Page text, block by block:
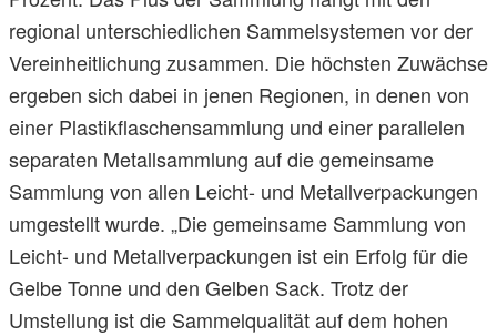
regional unterschiedlichen Sammelsystemen vor der
Vereinheitlichung zusammen. Die höchsten Zuwächse
ergeben sich dabei in jenen Regionen, in denen von
einer Plastikflaschensammlung und einer parallelen
separaten Metallsammlung auf die gemeinsame
Sammlung von allen Leicht- und Metallverpackungen
umgestellt wurde. „Die gemeinsame Sammlung von
Leicht- und Metallverpackungen ist ein Erfolg für die
Gelbe Tonne und den Gelben Sack. Trotz der
Umstellung ist die Sammelqualität auf dem hohen